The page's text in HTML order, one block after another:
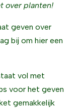
over planten!
geven over
bij om hier een
vol met
voor het geven
gemakkelijk